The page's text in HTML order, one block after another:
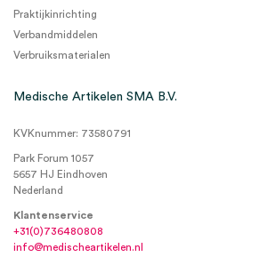
Praktijkinrichting
Verbandmiddelen
Verbruiksmaterialen
Medische Artikelen SMA B.V.
KVKnummer: 73580791
Park Forum 1057
5657 HJ Eindhoven
Nederland
Klantenservice
+31(0)736480808
info@medischeartikelen.nl